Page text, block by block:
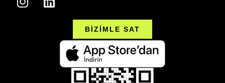
BİZİMLE SAT